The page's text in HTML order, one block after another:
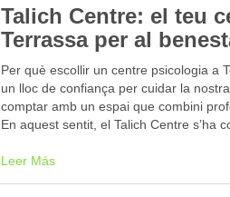
Talich Centre: el teu
Terrassa per al
Per què escollir un centre psicologia a
un lloc de confiança per cuidar la
comptar amb un espai que combini
En aquest sentit, el Talich Centre s’ha
Leer Más